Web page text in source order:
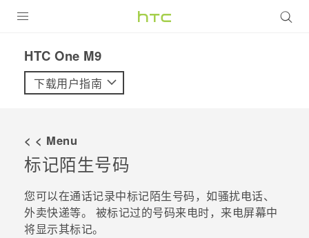
VIVE
支持帮助
在线客服
HTC One M9‎
下载用户指南
< < Menu
标记陌生号码
您可以在通话记录中标记陌生号码，如骚扰电话、
外卖快递等。 被标记过的号码来电时，来电屏幕中
将显示其标记。